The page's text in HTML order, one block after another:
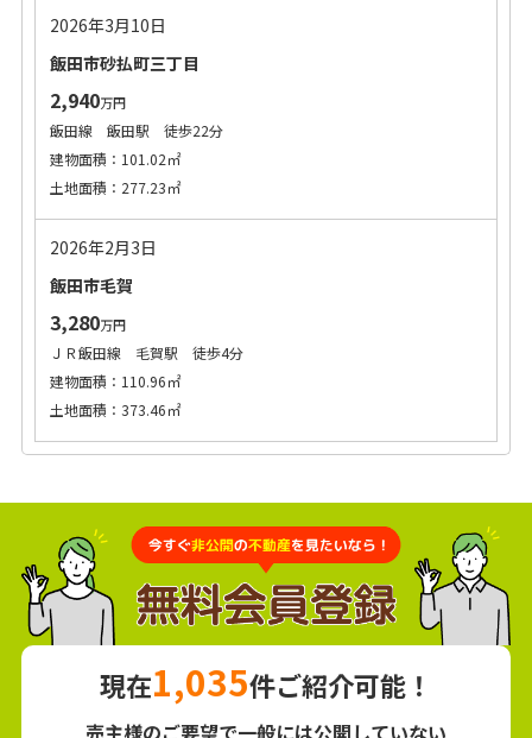
2026年3月10日
飯田市砂払町三丁目
2,940万円
飯田線 飯田駅 徒歩22分
建物面積：101.02㎡
土地面積：277.23㎡
2026年2月3日
飯田市毛賀
3,280万円
ＪＲ飯田線 毛賀駅 徒歩4分
建物面積：110.96㎡
土地面積：373.46㎡
現在1,035件ご紹介可能！
売主様のご要望で一般には公開していない